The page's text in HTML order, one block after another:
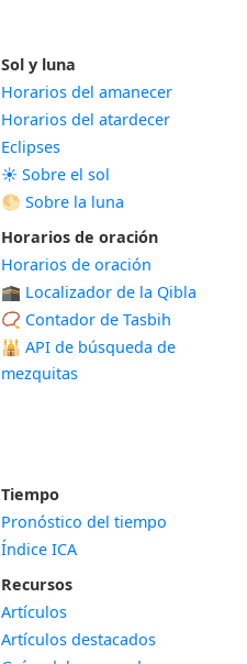
Sol y luna
Horarios del amanecer
Horarios del atardecer
Eclipses
☀️ Sobre el sol
🌕 Sobre la luna
Horarios de oración
Horarios de oración
🕋 Localizador de la Qibla
📿 Contador de Tasbih
🕌 API de búsqueda de
mezquitas
Tiempo
Pronóstico del tiempo
Índice ICA
Recursos
Artículos
Artículos destacados